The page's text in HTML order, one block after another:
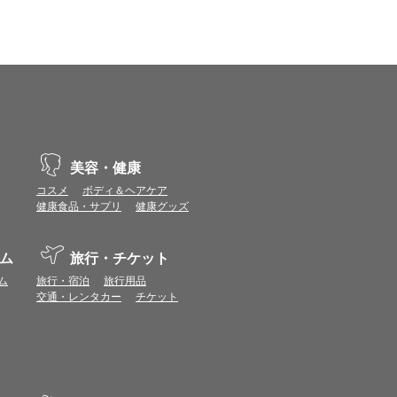
があります。ポイント付与時期はショップご
ましては表示ポイント数と付与ポイント数
ならない場合があります。
。
から再度ショップへアクセスしてください。
。
る場合があります。各ショップからご注文後
美容・健康
コスメ
ボディ＆ヘアケア
健康食品・サプリ
健康グッズ
旅行・チケット
旅行・宿泊
旅行用品
交通・レンタカー
チケット